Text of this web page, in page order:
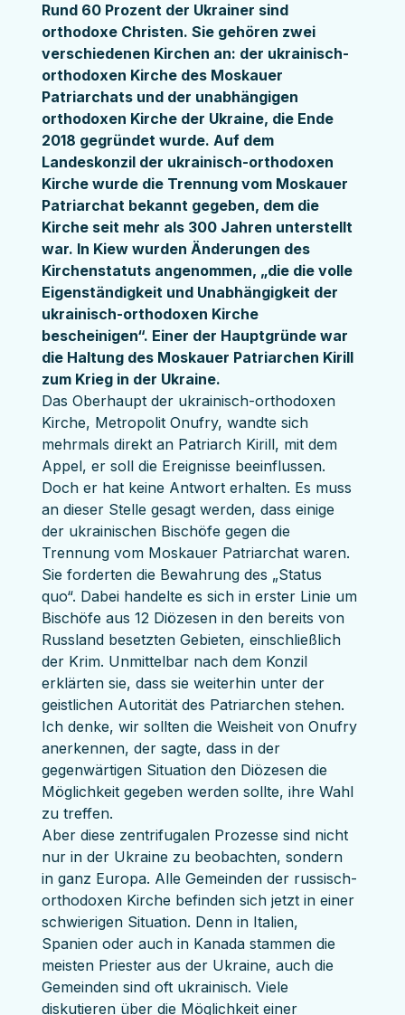
Rund 60 Prozent der Ukrainer sind
orthodoxe Christen. Sie gehören zwei
verschiedenen Kirchen an: der ukrainisch-
orthodoxen Kirche des Moskauer
Patriarchats und der unabhängigen
orthodoxen Kirche der Ukraine, die Ende
2018 gegründet wurde. Auf dem
Landeskonzil der ukrainisch-orthodoxen
Kirche wurde die Trennung vom Moskauer
Patriarchat bekannt gegeben, dem die
Kirche seit mehr als 300 Jahren unterstellt
war. In Kiew wurden Änderungen des
Kirchenstatuts angenommen, „die die volle
Eigenständigkeit und Unabhängigkeit der
ukrainisch-orthodoxen Kirche
bescheinigen“. Einer der Hauptgründe war
die Haltung des Moskauer Patriarchen Kirill
zum Krieg in der Ukraine.
Das Oberhaupt der ukrainisch-orthodoxen
Kirche, Metropolit Onufry, wandte sich
mehrmals direkt an Patriarch Kirill, mit dem
Appel, er soll die Ereignisse beeinflussen.
Doch er hat keine Antwort erhalten. Es muss
an dieser Stelle gesagt werden, dass einige
der ukrainischen Bischöfe gegen die
Trennung vom Moskauer Patriarchat waren.
Sie forderten die Bewahrung des „Status
quo“. Dabei handelte es sich in erster Linie um
Bischöfe aus 12 Diözesen in den bereits von
Russland besetzten Gebieten, einschließlich
der Krim. Unmittelbar nach dem Konzil
erklärten sie, dass sie weiterhin unter der
geistlichen Autorität des Patriarchen stehen.
Ich denke, wir sollten die Weisheit von Onufry
anerkennen, der sagte, dass in der
gegenwärtigen Situation den Diözesen die
Möglichkeit gegeben werden sollte, ihre Wahl
zu treffen.
Aber diese zentrifugalen Prozesse sind nicht
nur in der Ukraine zu beobachten, sondern
in ganz Europa. Alle Gemeinden der russisch-
orthodoxen Kirche befinden sich jetzt in einer
schwierigen Situation. Denn in Italien,
Spanien oder auch in Kanada stammen die
meisten Priester aus der Ukraine, auch die
Gemeinden sind oft ukrainisch. Viele
diskutieren über die Möglichkeit einer